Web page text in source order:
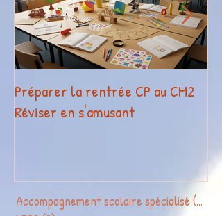
Préparer la rentrée CP au CM2